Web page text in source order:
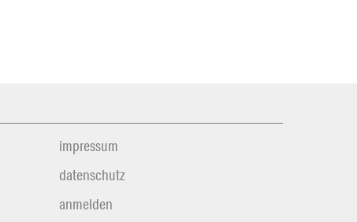
impressum
datenschutz
anmelden